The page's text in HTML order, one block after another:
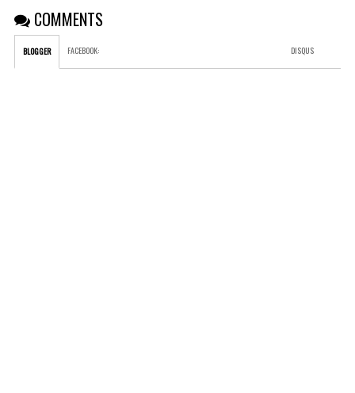
COMMENTS
BLOGGER FACEBOOK: DISQUS